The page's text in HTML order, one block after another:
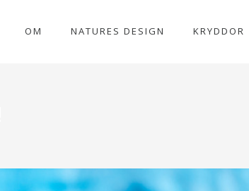
OM NATURES DESIGN KRYDDOR